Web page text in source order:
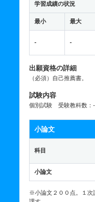
学習成績の状況
最小 最大
- -
出願資格の詳細
（必須）自己推薦書。
試験内容
個別試験 受験教科数
小論文
科目
小論文
※小論文２００点。１次